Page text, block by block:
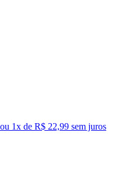
ou 1x de R$ 22,99 sem juros